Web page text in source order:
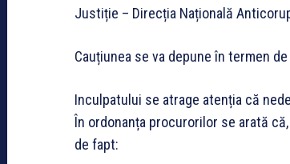
Justiție – Direcția Națională
Cauțiunea se va depune în termen
Inculpatului se atrage atenția că
În ordonanța procurorilor se arată
de fapt: